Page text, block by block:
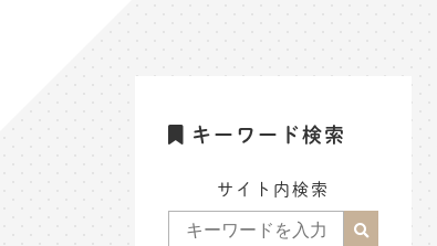
キーワード検索
サイト内検索